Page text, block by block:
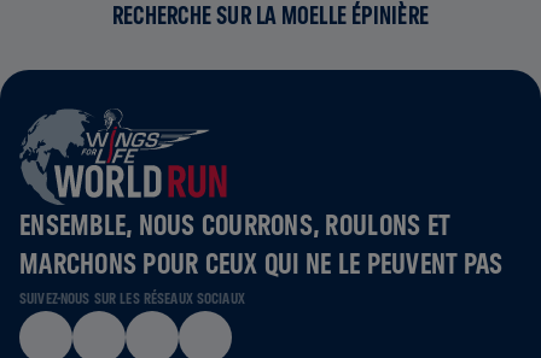
RECHERCHE SUR LA MOELLE ÉPINIÈRE
ENSEMBLE, NOUS COURRONS, ROULONS ET
MARCHONS POUR CEUX QUI NE LE PEUVENT PAS
SUIVEZ-NOUS SUR LES RÉSEAUX SOCIAUX